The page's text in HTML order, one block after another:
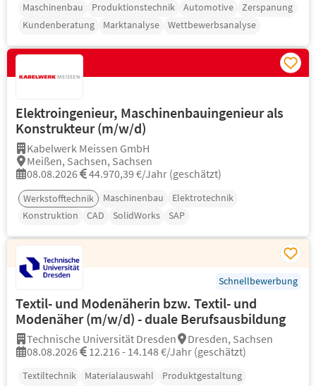
Maschinenbau Produktionstechnik Automotive
Zerspanung
Kundenberatung
Marktanalyse Wettbewerbsanalyse
Elektroingenieur, Maschinenbauingenieur als
Konstrukteur (m/w/d)
Kabelwerk Meissen GmbH
Meißen, Sachsen, Sachsen
08.08.2026
44.970,39 €/Jahr (geschätzt)
Werkstofftechnik Maschinenbau
Elektrotechnik
Konstruktion
CAD SolidWorks SAP
Schnellbewerbung
Textil- und Modenäherin bzw. Textil- und
Modenäher (m/w/d) - duale Berufsausbildung
Technische Universität Dresden
Dresden, Sachsen
08.08.2026
12.216 - 14.148 €/Jahr (geschätzt)
Textiltechnik Materialauswahl
Produktgestaltung